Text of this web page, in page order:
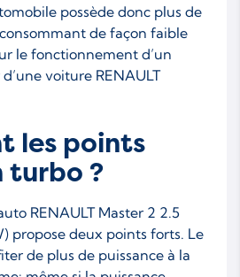
possède donc plus de
de façon faible
le fonctionnement d’un
voiture RENAULT
les points
turbo ?
RENAULT Master 2 2.5
propose deux points forts. Le
de plus de puissance à la